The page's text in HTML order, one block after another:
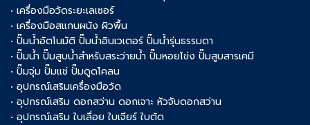
• เครื่องมือวัดระยะเลเซอร์
• เครื่องมือสแกนผนัง ผิวพื้น
• ปั๊มน้ำอัตโนมัติ ปั๊มน้ำอินเวเตอร์ ปั๊มน้ำรุ่นธรรมดา
• ปั๊มน้ำ ปั๊มสูบน้ำสำหรับสระว่ายน้ำ ปั๊มหอยโข่ง ปั๊มสูบสารเคมี
• ปั๊มจุ่ม ปั๊มแช่ ปั๊มดูดโคลน
• อุปกรณ์เสริมเครื่องมือวัด
• อุปกรณ์เสริม ดอกสว่าน ดอกเจาะ หัวจับดอกสว่าน
• อุปกรณ์เสริม ใบเลื่อย ใบเจียร์ ใบตัด